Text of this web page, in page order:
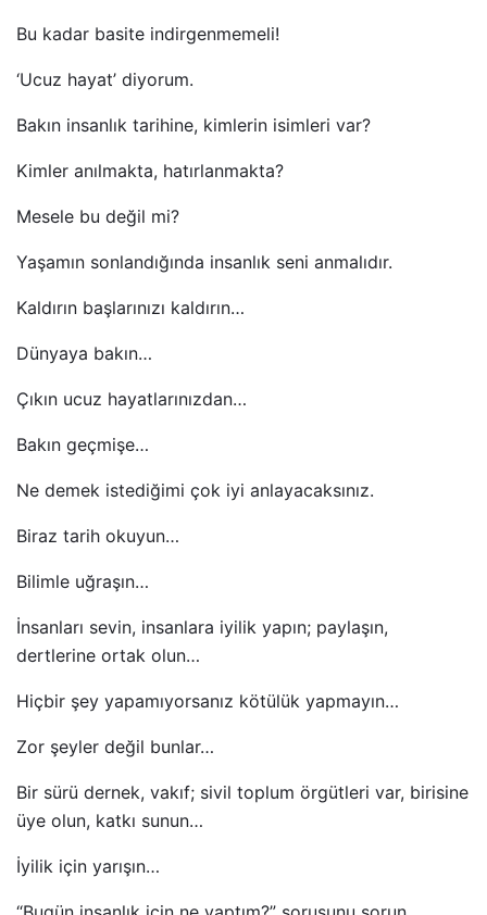
Bu kadar basite indirgenmemeli!
‘Ucuz hayat’ diyorum.
Bakın insanlık tarihine, kimlerin isimleri var?
Kimler anılmakta, hatırlanmakta?
Mesele bu değil mi?
Yaşamın sonlandığında insanlık seni anmalıdır.
Kaldırın başlarınızı kaldırın…
Dünyaya bakın…
Çıkın ucuz hayatlarınızdan…
Bakın geçmişe…
Ne demek istediğimi çok iyi anlayacaksınız.
Biraz tarih okuyun…
Bilimle uğraşın…
İnsanları sevin, insanlara iyilik yapın; paylaşın,
dertlerine ortak olun…
Hiçbir şey yapamıyorsanız kötülük yapmayın…
Zor şeyler değil bunlar…
Bir sürü dernek, vakıf; sivil toplum örgütleri var, birisine
üye olun, katkı sunun…
İyilik için yarışın…